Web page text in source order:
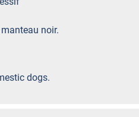
noir.
dogs.